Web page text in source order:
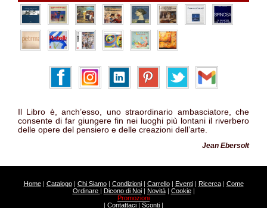
Il Libro è, anch’esso, uno straordinario ambasciatore, che
consente di far giungere fin nei luoghi più lontani il riverbero
delle opere del pensiero e delle creazioni dell’arte.
Jean Ebersolt
Home| Catalogo| Chi Siamo| Condizioni| Carrello| Eventi| Ricerca| Come
Ordinare | Dicono di Noi| Novità| Cookie|
Promozioni
| Contattaci | Sconti |